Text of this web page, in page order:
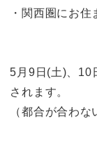
・関西圏にお
5月9日(土)、10
されます。
（都合が合わな